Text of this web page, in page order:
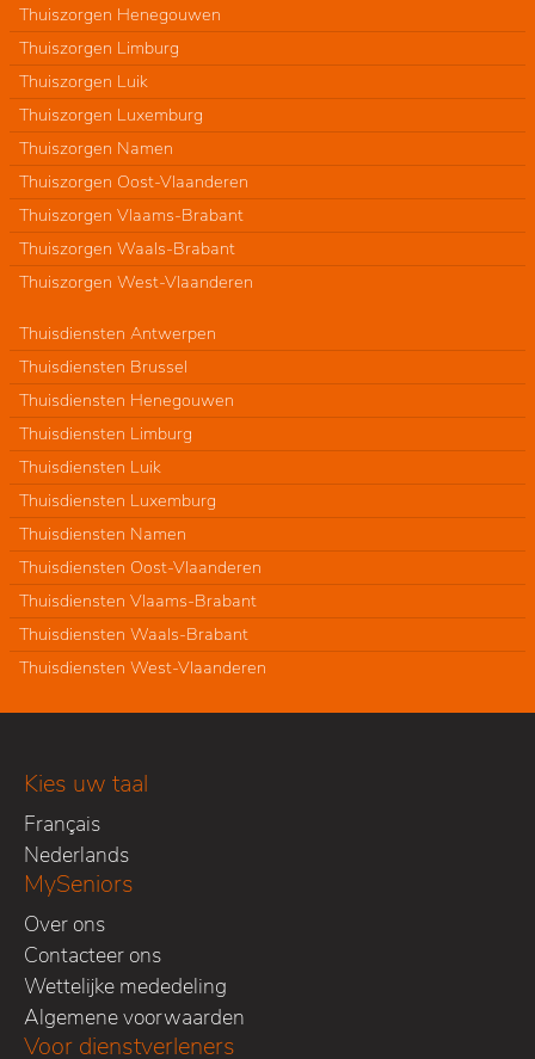
Thuiszorgen Henegouwen
Thuiszorgen Limburg
Thuiszorgen Luik
Thuiszorgen Luxemburg
Thuiszorgen Namen
Thuiszorgen Oost-Vlaanderen
Thuiszorgen Vlaams-Brabant
Thuiszorgen Waals-Brabant
Thuiszorgen West-Vlaanderen
Thuisdiensten Antwerpen
Thuisdiensten Brussel
Thuisdiensten Henegouwen
Thuisdiensten Limburg
Thuisdiensten Luik
Thuisdiensten Luxemburg
Thuisdiensten Namen
Thuisdiensten Oost-Vlaanderen
Thuisdiensten Vlaams-Brabant
Thuisdiensten Waals-Brabant
Thuisdiensten West-Vlaanderen
Kies uw taal
Français
Nederlands
MySeniors
Over ons
Contacteer ons
Wettelijke mededeling
Algemene voorwaarden
Voor dienstverleners